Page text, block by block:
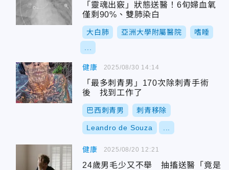
「靈魂出竅」狀態送醫！6旬婦血氧
僅剩90%、雙肺染白
大白肺 亞洲大學附屬醫院 嗜睡
健康
「最多刺青男」170次除刺青手術
後 找到工作了
巴西刺青男 刺青移除
Leandro de Souza
2025/08/30 14:14
健康
24歲男毛少又不舉 抽搐送醫「竟是
2025/08/20 12:21